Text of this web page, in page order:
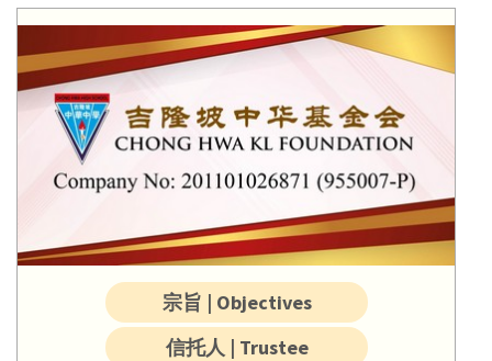
宗旨 | Objectives
信托人 | Trustee